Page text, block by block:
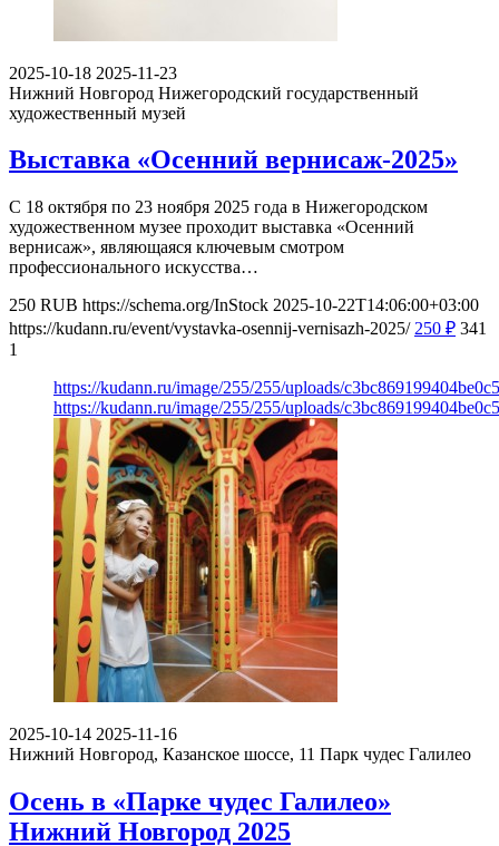
2025-10-18 2025-11-23
Нижний Новгород Нижегородский государственный
художественный музей
Выставка «Осенний вернисаж-2025»
С 18 октября по 23 ноября 2025 года в Нижегородском
художественном музее проходит выставка «Осенний
вернисаж», являющаяся ключевым смотром
профессионального искусства…
250 RUB https://schema.org/InStock 2025-10-22T14:06:00+03:00
https://kudann.ru/event/vystavka-osennij-vernisazh-2025/ 250 ₽ 341
1
https://kudann.ru/image/255/255/uploads/
https://kudann.ru/image/255/255/uploads/
2025-10-14 2025-11-16
Нижний Новгород, Казанское шоссе, 11 Парк чудес Галилео
Осень в «Парке чудес Галилео»
Нижний Новгород 2025